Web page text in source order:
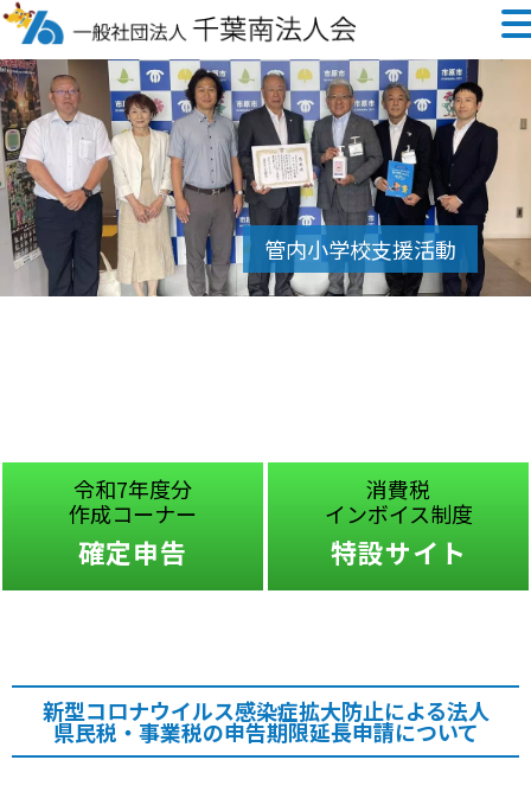
令和7年度分
作成コーナー
確定申告
消費税
インボイス制度
特設サイト
新型コロナウイルス感染症拡大防止による法人
県民税・事業税の申告期限延長申請について